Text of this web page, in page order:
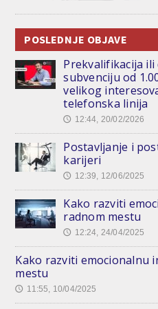
POSLEDNJE OBJAVE
Prekvalifikacija
subvenciju od
velikog
telefonska linija
🕔 12:44, 20/02/2026
Postavljanje i
karijeri
🕔 12:39, 12/06/2025
Kako razviti
radnom mestu
🕔 12:24, 24/04/2025
Kako razviti emocionalnu
mestu
🕔 11:55, 10/04/2025